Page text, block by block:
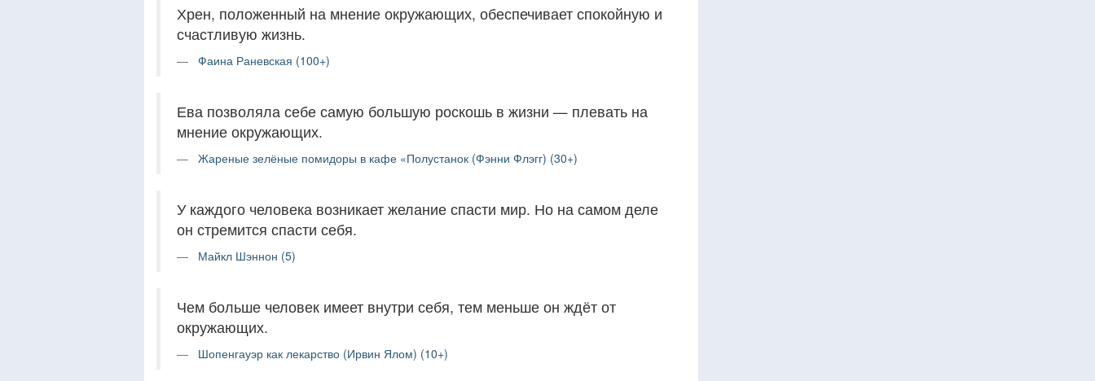
Хрен, положенный на мнение окружающих, обеспечивает спокойную и
счастливую жизнь.
Фаина Раневская (100+)
Ева позволяла себе самую большую роскошь в жизни — плевать на
мнение окружающих.
Жареные зелёные помидоры в кафе «Полустанок (Фэнни Флэгг) (30+)
У каждого человека возникает желание спасти мир. Но на самом деле
он стремится спасти себя.
Майкл Шэннон (5)
Чем больше человек имеет внутри себя, тем меньше он ждёт от
окружающих.
Шопенгауэр как лекарство (Ирвин Ялом) (10+)